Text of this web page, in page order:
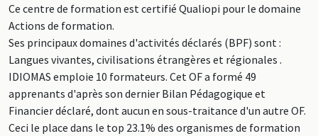
Ce centre de formation est certifié Qualiopi pour le domaine
Actions de formation.
Ses principaux domaines d'activités déclarés (BPF) sont :
Langues vivantes, civilisations étrangères et régionales .
IDIOMAS emploie 10 formateurs. Cet OF a formé 49
apprenants d'après son dernier Bilan Pédagogique et
Financier déclaré, dont aucun en sous-traitance d'un autre OF.
Ceci le place dans le top 23.1% des organismes de formation